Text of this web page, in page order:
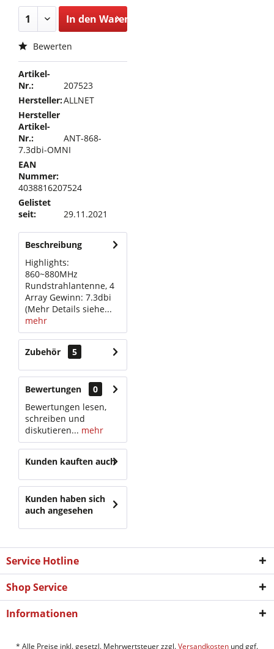
In den Warenkorb
Bewerten
Artikel-
Nr.:
207523
Hersteller:ALLNET
Hersteller
Artikel-
Nr.:
ANT-868-
7.3dbi-OMNI
EAN
Nummer:
4038816207524
Gelistet
seit:
29.11.2021
Beschreibung
Highlights:
860~880MHz
Rundstrahlantenne, 4
Array Gewinn: 7.3dbi
(Mehr Details siehe...
mehr
Zubehör 5
Bewertungen
0
Bewertungen lesen,
schreiben und
diskutieren... mehr
Kunden kauften auch
Kunden haben sich
auch angesehen
Service Hotline
Shop Service
Informationen
* Alle Preise inkl. gesetzl. Mehrwertsteuer zzgl.Versandkosten und ggf.